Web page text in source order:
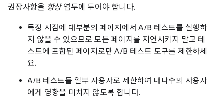
권장사항을 항상염두에 두어야 합니다.
특정 시점에 대부분의 페이지에서 A/B 테스트를 실행하
지 않을 수 있으므로 모든 페이지를 지연시키지 말고 테
스트에 포함된 페이지로만 A/B 테스트 도구를 제한하세
요.
A/B 테스트를 일부 사용자로 제한하여 대다수의 사용자
에게 영향을 미치지 않도록 합니다.